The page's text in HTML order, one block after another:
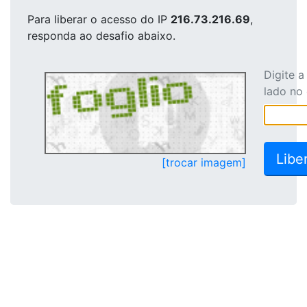
Para liberar o acesso do IP 216.73.216.69,
responda ao desafio abaixo.
[trocar imagem]
Digite
lado no